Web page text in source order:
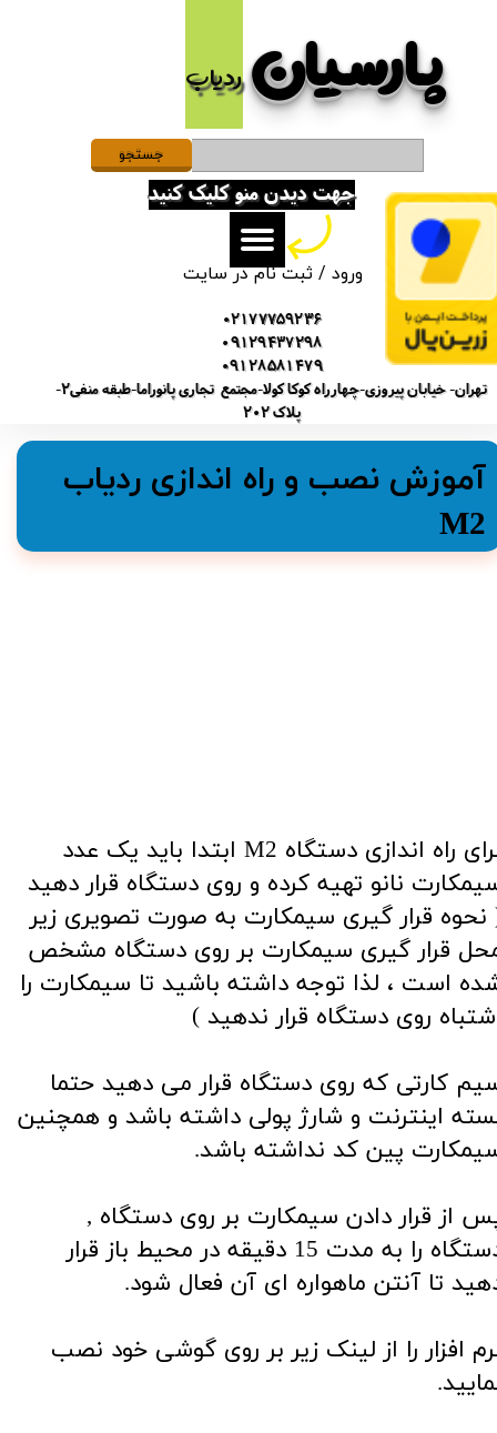
پارسیان​​​​​​​ردیاب
ورود /ثبت نام در سایت
حساب کاربری من
تغییر گذر واژه
سفارشات
خروج از حساب کاربری
02177759236
09129437298
09128581479
تهران- خیابان پیروزی-چهارراه کوکا کولا-مجتمع تجاری پانوراما-طبقه منفی2-
پلاک 202
جهت دیدن منو کلیک کنید
جستجو
​آموزش نصب و راه اندازی ردیاب
M2
​برای راه اندازی دستگاه M2 ابتدا باید یک عدد
نانو تهیه کرده و روی دستگاه قرار دهید
نحوه قرار گیری سیمکارت به صورت تصویری زیر
قرار گیری سیمکارت بر روی دستگاه مشخص
است ، لذا توجه داشته باشید تا سیمکارت را
روی دستگاه قرار ندهید )
کارتی که روی دستگاه قرار می دهید حتما
اینترنت و شارژ پولی داشته باشد و همچنین
پین کد نداشته باشد.
از قرار دادن سیمکارت بر روی دستگاه ,
دستگاه را به مدت 15 دقیقه در محیط باز قرار
تا آنتن ماهواره ای آن فعال شود.
افزار را از لینک زیر بر روی گوشی خود نصب